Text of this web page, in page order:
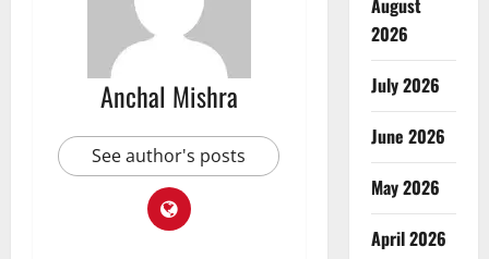
Anchal Mishra
See author's posts
August
2026
July 2026
June 2026
May 2026
April 2026